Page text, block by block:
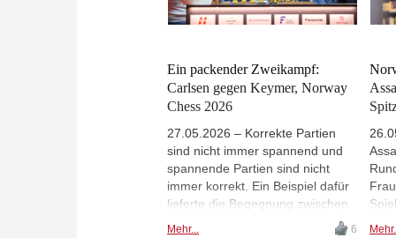
Armageddon. Trotz der
Niederlage bleibt Firouzja vor
Punkten Vorsprung an der Spitze.
| Foto: Norway Chess / Michal
Walusza
Ein packender Zweikampf:
Carlsen gegen Keymer, Norway
Chess 2026
27.05.2026 – Korrekte Partien
sind nicht immer spannend und
spannende Partien sind nicht
immer korrekt. Ein Beispiel dafür
lieferte die Begegnung zwischen
Mehr... 6